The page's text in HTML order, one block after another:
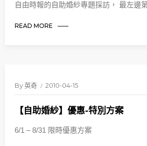
自由時報的自助婚紗專題採訪， 最左邊
READ MORE
By英奇 2010-04-15
【自助婚紗】優惠-特別方案
6/1 – 8/31 限時優惠方案